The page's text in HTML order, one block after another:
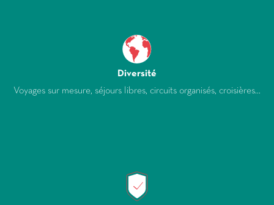
Diversité
Voyages sur mesure, séjours libres, circuits organisés, croisières...